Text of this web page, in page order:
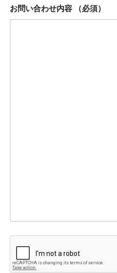
お問い合わせ内容 （必須）